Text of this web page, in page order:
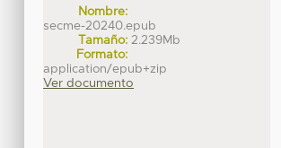
Nombre:
secme-20240.epub
Tamaño: 2.239Mb
Formato:
application/epub+zip
Ver documento